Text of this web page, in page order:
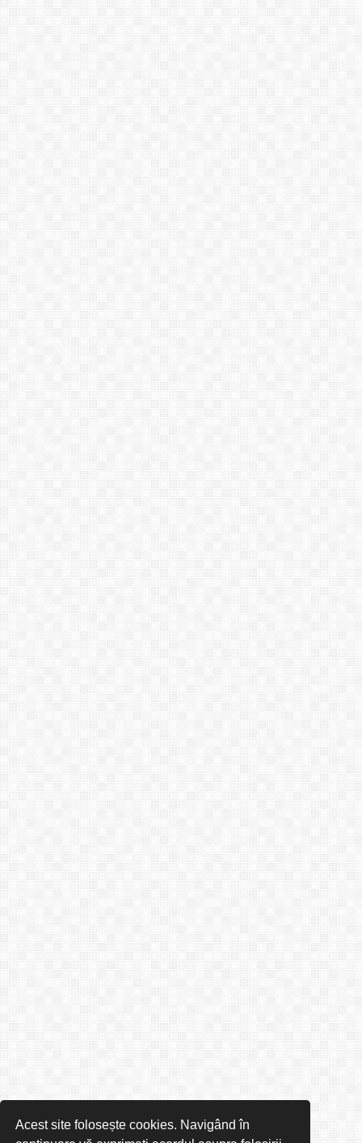
Acest site folosește cookies. Navigând în